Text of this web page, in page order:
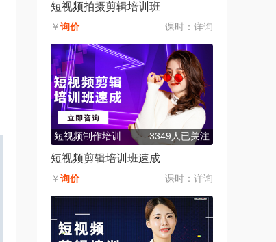
短视频拍摄剪辑培训班
￥询价 课时： 详询
短视频制作培训 3349人已关注
短视频剪辑培训班速成
￥询价 课时： 详询